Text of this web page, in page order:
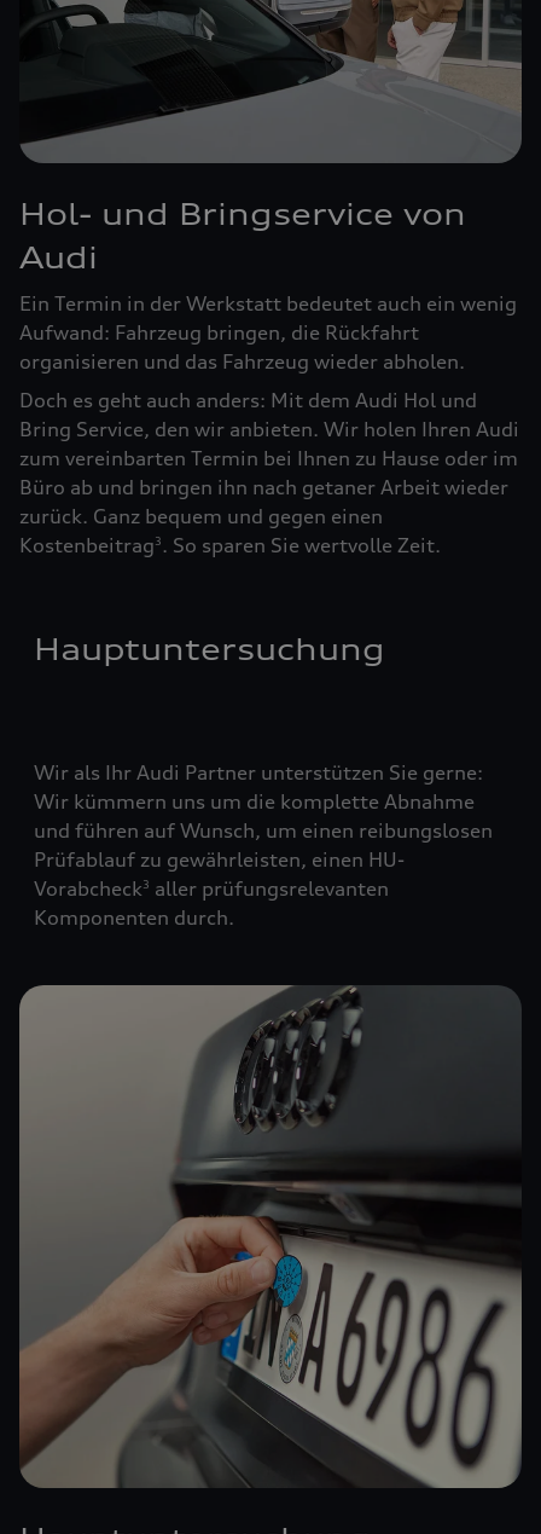
Hol- und Bringservice von
Audi
Ein Termin in der Werkstatt bedeutet auch ein wenig
Aufwand: Fahrzeug bringen, die Rückfahrt
organisieren und das Fahrzeug wieder abholen.
Doch es geht auch anders: Mit dem Audi Hol und
Bring Service, den wir anbieten. Wir holen Ihren Audi
zum vereinbarten Termin bei Ihnen zu Hause oder im
Büro ab und bringen ihn nach getaner Arbeit wieder
zurück. Ganz bequem und gegen einen
Kostenbeitrag3. So sparen Sie wertvolle Zeit.
Hauptuntersuchung
Wir als Ihr Audi Partner unterstützen Sie gerne:
Wir kümmern uns um die komplette Abnahme
und führen auf Wunsch, um einen reibungslosen
Prüfablauf zu gewährleisten, einen HU-
Vorabcheck3 aller prüfungsrelevanten
Komponenten durch.